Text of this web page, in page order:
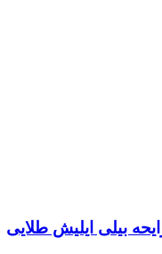
بیلی ایلیش طلایی